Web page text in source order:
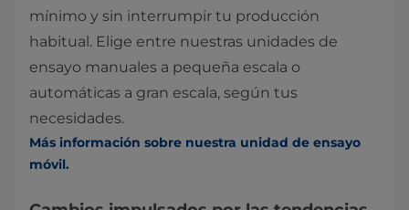
mínimo y sin interrumpir tu producción
habitual. Elige entre nuestras unidades de
ensayo manuales a pequeña escala o
automáticas a gran escala, según tus
necesidades.
Más información sobre nuestra unidad de ensayo
móvil.